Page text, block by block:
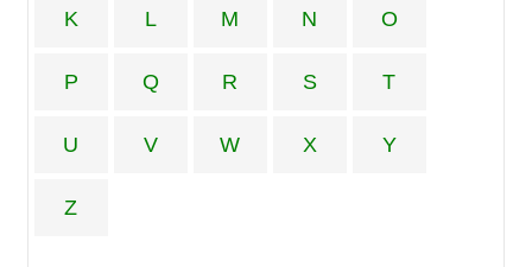
K L M N O
P Q R S T
U V W X Y
Z